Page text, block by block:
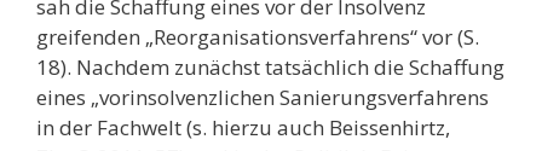
sah die Schaffung eines vor der Insolvenz
greifenden „Reorganisationsverfahrens“ vor (S.
18). Nachdem zunächst tatsächlich die Schaffung
eines „vorinsolvenzlichen Sanierungsverfahrens
in der Fachwelt (s. hierzu auch Beissenhirtz,